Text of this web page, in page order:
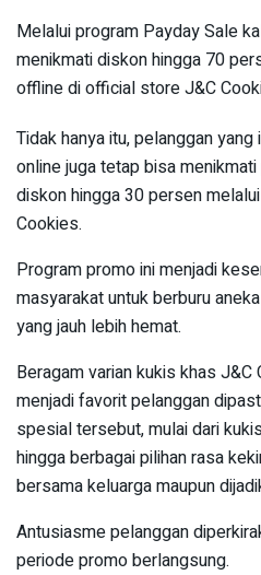
Melalui program Payday Sale
menikmati diskon hingga 70
offline di official store J&C
Tidak hanya itu, pelanggan
online juga tetap bisa
diskon hingga 30 persen
Cookies.
Program promo ini menjadi
masyarakat untuk berburu
yang jauh lebih hemat.
Beragam varian kukis khas
menjadi favorit pelanggan
spesial tersebut, mulai dari
hingga berbagai pilihan rasa
bersama keluarga maupun
Antusiasme pelanggan
periode promo berlangsung.